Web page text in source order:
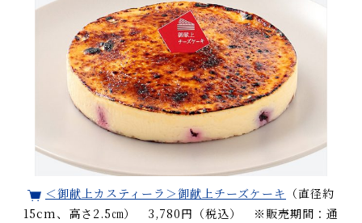
＜御献上カスティーラ＞御献上チーズケーキ （直径約
15cm、高さ2.5㎝） 3,780円（税込） ※販売期間：通